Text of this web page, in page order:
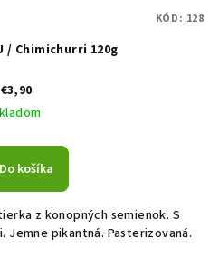
/ Chimichurri 120g
€3,90
Do košíka
z konopných semienok. S
Jemne pikantná. Pasterizovaná.
KÓD: 128